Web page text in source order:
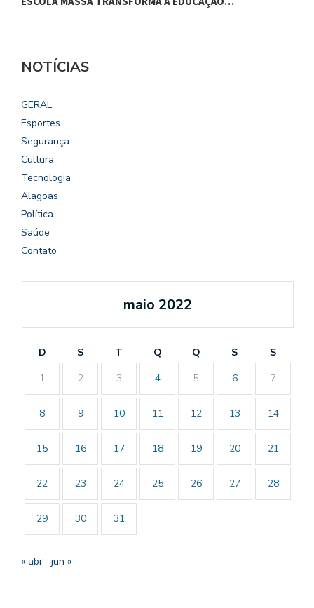
NOTÍCIAS
GERAL
Esportes
Segurança
Cultura
Tecnologia
Alagoas
Política
Saúde
Contato
maio 2022
D S T Q Q S
S
1
2 3 4 5 6 7
8 9 10 11 12 13 14
15 16 17 18 19 20 21
22 23 24 25 26 27 28
29 30 31
« abr jun »